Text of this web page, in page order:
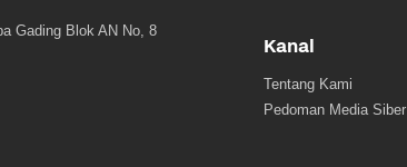
Gading Blok AN No, 8
Kanal
Tentang Kami
Pedoman Media Siber